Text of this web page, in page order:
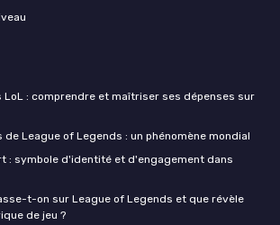
LoL : comprendre et maîtriser ses dépenses sur
de League of Legends : un phénomène mondial
: symbole d'identité et d'engagement dans
t-on sur League of Legends et que révèle
de jeu ?